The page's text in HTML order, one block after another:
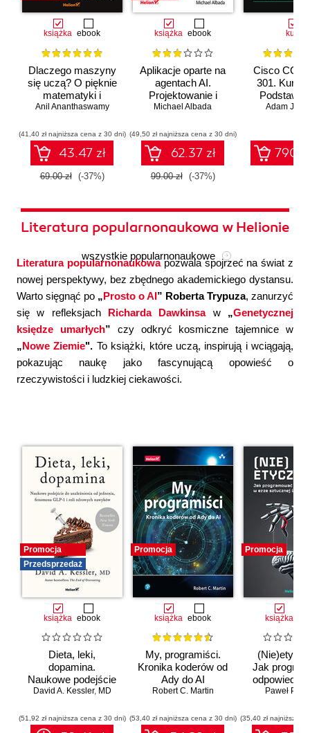
książka ebook
Dlaczego maszyny
się uczą? O pięknie
matematyki i
działaniu
sztucznej
Anil Ananthaswamy
(41,40 zł najniższa cena z 30 dni)
43.47 zł
69.00 zł (-37%)
książka ebook
Aplikacje oparte na
agentach AI.
Projektowanie i
wdrażanie
wieloagentowych
Michael Albada
(49,50 zł najniższa cena z 30 dni)
62.37 zł
99.00 zł (-37%)
kurs
Cisco
301. Kurs
Podstawy
Adam
Literatura popularnonaukowa w Helionie
Literatura popularnonaukowapozwala spojrzeć na świat z
nowej perspektywy, bez zbędnego akademickiego dystansu.
Warto sięgnąć po „Prosto o AI” Roberta Trypuza, zanurzyć
się w refleksjach Richarda Dawkinsaw „Genetycznej
księdze umarłych” czy odkryć kosmiczne tajemnice w
„Nowe Ziemie". To książki, które uczą, inspirują i wciągają,
pokazując naukę jako fascynującą opowieść o
rzeczywistości i ludzkiej ciekawości.
wszystkie popularnonaukowe
Promocja
Przedsprzedaż
książka ebook
Dieta, leki,
dopamina.
Naukowe podejście
do uzależnienia od
GLP-1 i roli
zdrowych nawyków
David A. Kessler, MD
(51,92 zł najniższa cena z 30 dni)
Promocja
książka ebook
My, programiści.
Kronika koderów od
Ady do AI
Robert C. Martin
(53,40 zł najniższa cena z 30 dni)
Promocja
książka
Jak
erze
Paweł
(35,40 zł najniższa